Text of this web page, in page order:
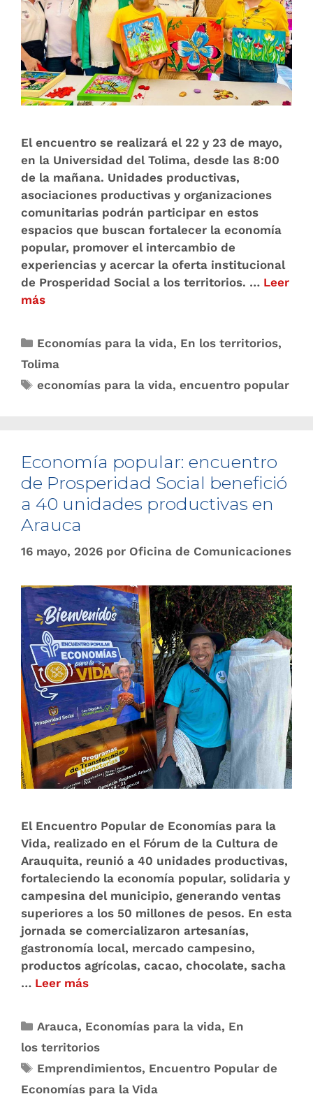
El encuentro se realizará el 22 y 23 de mayo,
en la Universidad del Tolima, desde las 8:00
de la mañana. Unidades productivas,
asociaciones productivas y organizaciones
comunitarias podrán participar en estos
espacios que buscan fortalecer la economía
popular, promover el intercambio de
experiencias y acercar la oferta institucional
de Prosperidad Social a los territorios. … Leer
más
Economías para la vida, En los territorios,
Tolima
economías para la vida,encuentro popular
Economía popular: encuentro
de Prosperidad Social benefició
a 40 unidades productivas en
Arauca
16 mayo, 2026 por Oficina de Comunicaciones
El Encuentro Popular de Economías para la
Vida, realizado en el Fórum de la Cultura de
Arauquita, reunió a 40 unidades productivas,
fortaleciendo la economía popular, solidaria y
campesina del municipio, generando ventas
superiores a los 50 millones de pesos. En esta
jornada se comercializaron artesanías,
gastronomía local, mercado campesino,
productos agrícolas, cacao, chocolate, sacha
… Leer más
Arauca, Economías para la vida, En
los territorios
Emprendimientos, Encuentro Popular de
Economías para la Vida